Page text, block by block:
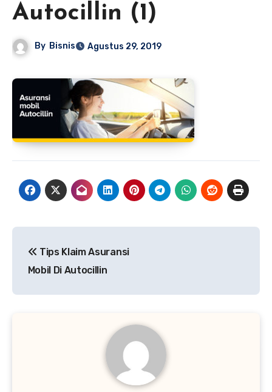
Autocillin (1)
By Bisnis Agustus 29, 2019
pos
Tips Klaim Asuransi
Mobil Di Autocillin